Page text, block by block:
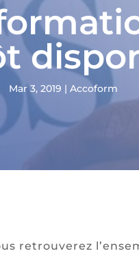
Mar 3, 2019 | Accoform
retrouverez